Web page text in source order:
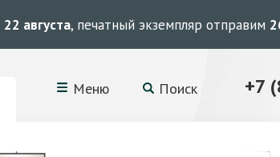
22 августа, печатный экземпляр отправим
Меню Поиск +7